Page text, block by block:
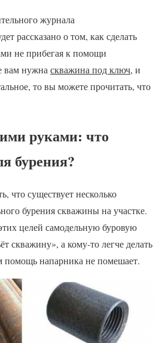
журнала
рассказано о том, как сделать
не прибегая к помощи
вам нужна скважина под ключ, и
то вы можете прочитать, что
руками: что
бурения?
что существует несколько
бурения скважины на участке.
целей самодельную буровую
скважину», а кому-то легче делать
напарника не помешает.